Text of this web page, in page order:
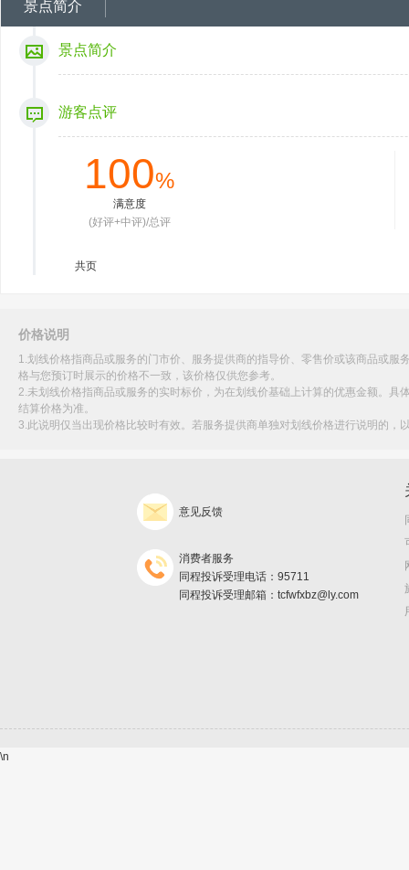
景点简介
景点简介
游客点评
100%
满意度
(好评+中评)/总评
共页
价格说明
1.划线价格指商品或服务的门市价、服务提供商的指导价、零售价或该商品或
格与您预订时展示的价格不一致，该价格仅供您参考。
2.未划线价格指商品或服务的实时标价，为在划线价基础上计算的优惠金额。
结算价格为准。
3.此说明仅当出现价格比较时有效。若服务提供商单独对划线价格进行说明的
意见反馈
消费者服务
同程投诉受理电话：95711
同程投诉受理邮箱：tcfwfxbz@ly.com
\n